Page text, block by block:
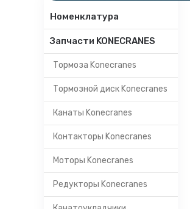
Номенклатура
Запчасти KONECRANES
Тормоза Konecranes
Тормозной диск Konecranes
Канаты Konecranes
Контакторы Konecranes
Моторы Konecranes
Редукторы Konecranes